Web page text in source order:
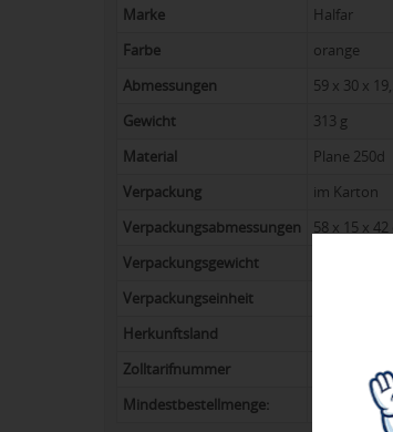
Marke
Halfar
Farbe
orange
Abmessungen
59 x 30 x
Gewicht
313 g
Material
Plane 250d
Verpackung
im Karton
Verpackungsabmessungen
58 x 15 x 42
Verpackungsgewicht
Verpackungseinheit
Herkunftsland
Zolltarifnummer
Mindestbestellmenge: